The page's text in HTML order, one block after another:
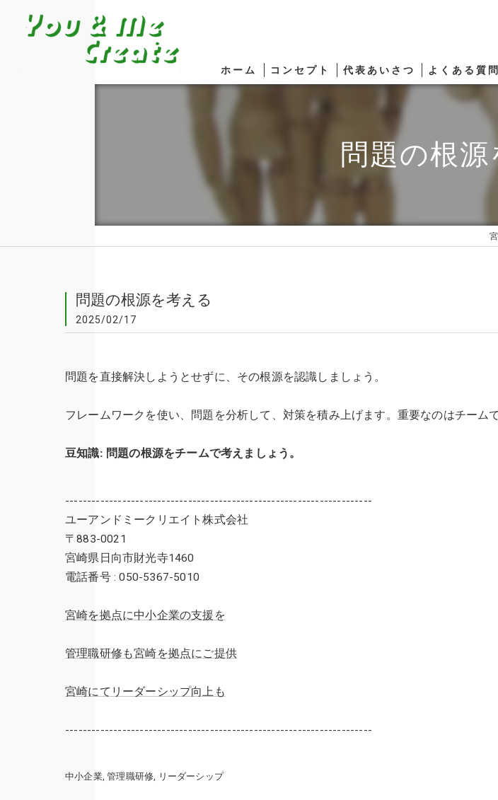
ホーム コンセプト 代表あいさつ よくある質問
問題の根源
問題の根源を考える
2025/02/17
問題を直接解決しようとせずに、その根源を認識しましょう。
フレームワークを使い、問題を分析して、対策を積み上げます。重要なのはチーム
豆知識: 問題の根源をチームで考えましょう。
----------------------------------------------------------------------
ユーアンドミークリエイト株式会社
〒883-0021
宮崎県日向市財光寺1460
電話番号 : 050-5367-5010
宮崎を拠点に中小企業の支援を
管理職研修も宮崎を拠点にご提供
宮崎にてリーダーシップ向上も
----------------------------------------------------------------------
中小企業 管理職研修 リーダーシップ